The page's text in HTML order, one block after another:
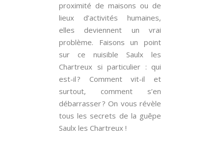
proximité de maisons ou de
lieux d’activités humaines,
elles deviennent un vrai
problème. Faisons un point
sur ce nuisible Saulx les
Chartreux si particulier : qui
est-il ? Comment vit-il et
surtout, comment s’en
débarrasser ? On vous révèle
tous les secrets de la guêpe
Saulx les Chartreux !